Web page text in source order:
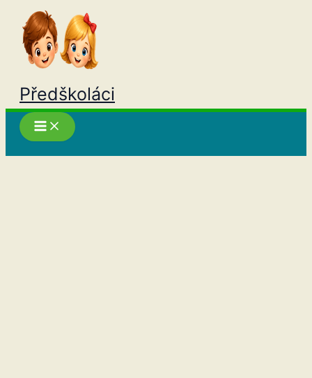
Přeskočit
obsah
Předškoláci